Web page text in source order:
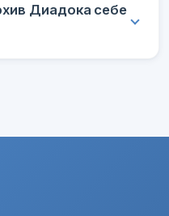
Диадока себе